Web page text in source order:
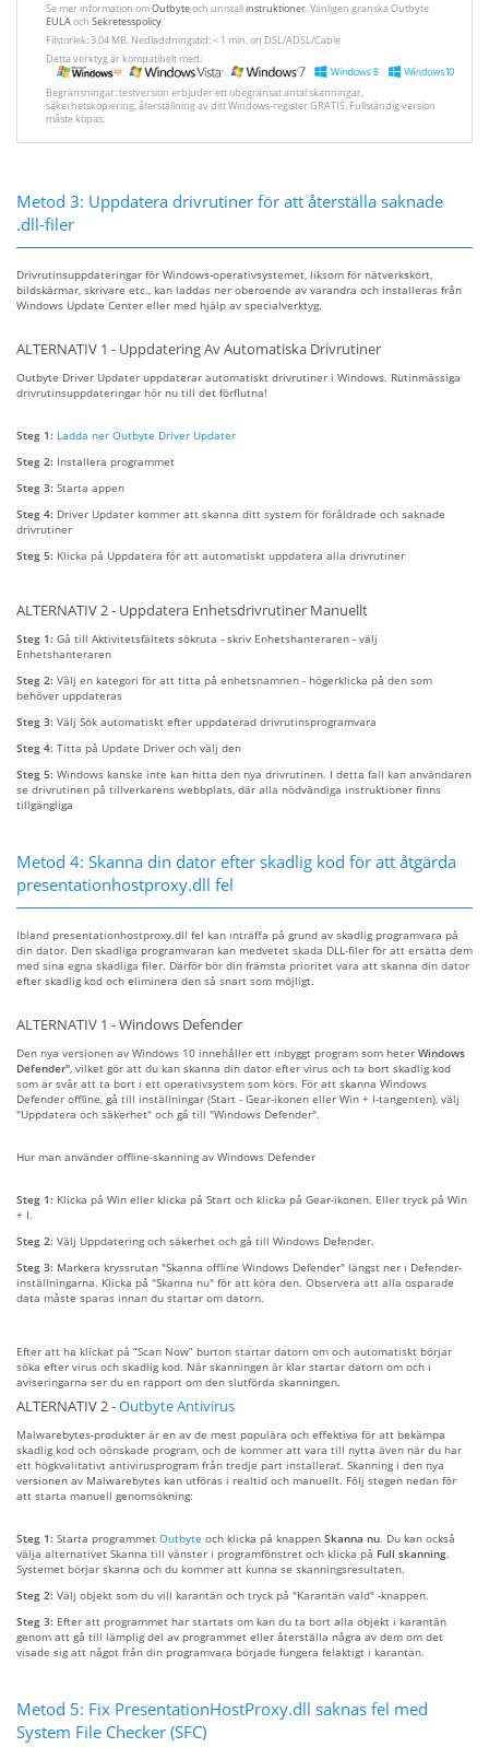
Se mer information omOutbyteoch unistallinstruktioner. Vänligen granska Outbyte
EULAoch Sekretesspolicy
Filstorlek: 3.04 MB, Nedladdningstid: < 1 min. on DSL/ADSL/Cable
Detta verktyg är kompatibelt med:
Begränsningar: testversion erbjuder ett obegränsat antal skanningar,
säkerhetskopiering, återställning av ditt Windows-register GRATIS. Fullständig version
måste köpas.
Metod 3: Uppdatera drivrutiner för att återställa saknade
.dll-filer
Drivrutinsuppdateringar för Windows-operativsystemet, liksom för nätverkskort,
bildskärmar, skrivare etc., kan laddas ner oberoende av varandra och installeras från
Windows Update Center eller med hjälp av specialverktyg.
ALTERNATIV 1 - Uppdatering Av Automatiska Drivrutiner
Outbyte Driver Updater uppdaterar automatiskt drivrutiner i Windows. Rutinmässiga
drivrutinsuppdateringar hör nu till det förflutna!
Steg 1: Ladda ner Outbyte Driver Updater
Steg 2: Installera programmet
Steg 3: Starta appen
Steg 4: Driver Updater kommer att skanna ditt system för föråldrade och saknade
drivrutiner
Steg 5: Klicka på Uppdatera för att automatiskt uppdatera alla drivrutiner
ALTERNATIV 2 - Uppdatera Enhetsdrivrutiner Manuellt
Steg 1: Gå till Aktivitetsfältets sökruta - skriv Enhetshanteraren - välj
Enhetshanteraren
Steg 2: Välj en kategori för att titta på enhetsnamnen - högerklicka på den som
behöver uppdateras
Steg 3: Välj Sök automatiskt efter uppdaterad drivrutinsprogramvara
Steg 4: Titta på Update Driver och välj den
Steg 5: Windows kanske inte kan hitta den nya drivrutinen. I detta fall kan användaren
se drivrutinen på tillverkarens webbplats, där alla nödvändiga instruktioner finns
tillgängliga
Metod 4: Skanna din dator efter skadlig kod för att åtgärda
presentationhostproxy.dll fel
Ibland presentationhostproxy.dll fel kan inträffa på grund av skadlig programvara på
din dator. Den skadliga programvaran kan medvetet skada DLL-filer för att ersätta dem
med sina egna skadliga filer. Därför bör din främsta prioritet vara att skanna din dator
efter skadlig kod och eliminera den så snart som möjligt.
ALTERNATIV 1 - Windows Defender
Den nya versionen av Windows 10 innehåller ett inbyggt program som heter Windows
Defender" , vilket gör att du kan skanna din dator efter virus och ta bort skadlig kod
som är svår att ta bort i ett operativsystem som körs. För att skanna Windows
Defender offline, gå till inställningar (Start - Gear-ikonen eller Win + I-tangenten), välj
"Uppdatera och säkerhet" och gå till "Windows Defender".
Hur man använder offline-skanning av Windows Defender
Steg 1: Klicka på Win eller klicka på Start och klicka på Gear-ikonen. Eller tryck på Win
+ I.
Steg 2: Välj Uppdatering och säkerhet och gå till Windows Defender.
Steg 3: Markera kryssrutan "Skanna offline Windows Defender" längst ner i Defender-
inställningarna. Klicka på "Skanna nu" för att köra den. Observera att alla osparade
data måste sparas innan du startar om datorn.
Efter att ha klickat på “Scan Now” burton startar datorn om och automatiskt börjar
söka efter virus och skadlig kod. När skanningen är klar startar datorn om och i
aviseringarna ser du en rapport om den slutförda skanningen.
ALTERNATIV 2 -Outbyte Antivirus
Malwarebytes-produkter är en av de mest populära och effektiva för att bekämpa
skadlig kod och oönskade program, och de kommer att vara till nytta även när du har
ett högkvalitativt antivirusprogram från tredje part installerat. Skanning i den nya
versionen av Malwarebytes kan utföras i realtid och manuellt. Följ stegen nedan för
att starta manuell genomsökning:
Steg 1: Starta programmet Outbyte och klicka på knappen Skanna nu. Du kan också
välja alternativet Skanna till vänster i programfönstret och klicka på Full skanning.
Systemet börjar skanna och du kommer att kunna se skanningsresultaten.
Steg 2: Välj objekt som du vill karantän och tryck på "Karantän vald" -knappen.
Steg 3: Efter att programmet har startats om kan du ta bort alla objekt i karantän
genom att gå till lämplig del av programmet eller återställa några av dem om det
visade sig att något från din programvara började fungera felaktigt i karantän.
Metod 5: Fix PresentationHostProxy.dll saknas fel med
System File Checker (SFC)